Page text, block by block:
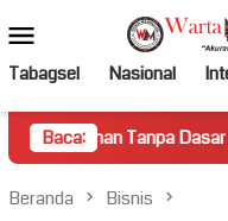
ke
kontenMobile
Tabagsel Nasional
Baca:
Dasar Hukum Picu
Beranda Bisnis